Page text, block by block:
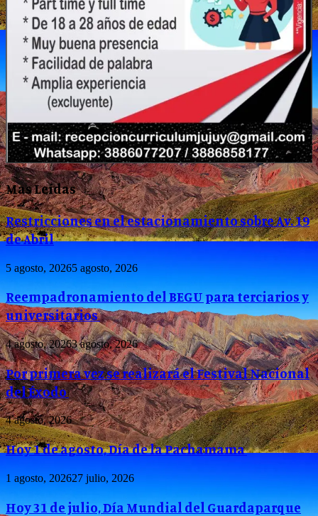
Mas Leídas
Restricciones en el estacionamiento sobre Av. 19
de Abril
5 agosto, 20265 agosto, 2026
Reempadronamiento del BEGU para terciarios y
universitarios
4 agosto, 20263 agosto, 2026
Por primera vez se realizará el Festival Nacional
del Éxodo
4 agosto, 2026
Hoy 1 de agosto, Día de la Pachamama
1 agosto, 202627 julio, 2026
Hoy 31 de julio, Día Mundial del Guardaparque